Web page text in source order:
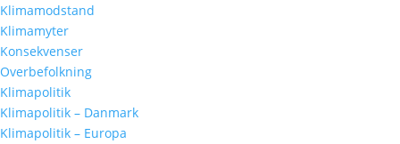
Klimamodstand
Klimamyter
Konsekvenser
Overbefolkning
Klimapolitik
Klimapolitik – Danmark
Klimapolitik – Europa